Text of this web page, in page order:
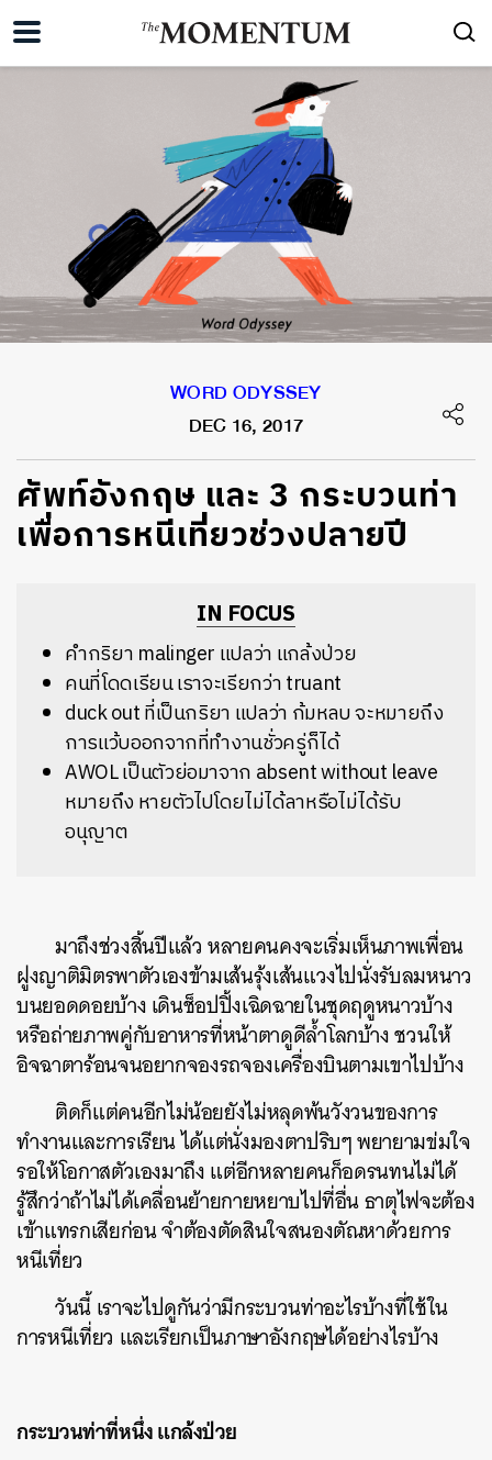
WORD ODYSSEY
DEC 16, 2017
ศัพท์อังกฤษ และ 3 กระบวนท่า
เพื่อการหนีเที่ยวช่วงปลายปี
IN FOCUS
คำกริยา malinger แปลว่า แกล้งป่วย
คนที่โดดเรียน เราจะเรียกว่า truant
duck out ที่เป็นกริยา แปลว่า ก้มหลบ จะหมายถึง
การแว้บออกจากที่ทำงานชั่วครู่ก็ได้
AWOL เป็นตัวย่อมาจาก absent without leave
หมายถึง หายตัวไปโดยไม่ได้ลาหรือไม่ได้รับ
อนุญาต
มาถึงช่วงสิ้นปีแล้ว หลายคนคงจะเริ่มเห็นภาพเพื่อน
ฝูงญาติมิตรพาตัวเองข้ามเส้นรุ้งเส้นแวงไปนั่งรับลมหนาว
บนยอดดอยบ้าง เดินช็อปปิ้งเฉิดฉายในชุดฤดูหนาวบ้าง
หรือถ่ายภาพคู่กับอาหารที่หน้าตาดูดีล้ำโลกบ้าง ชวนให้
อิจฉาตาร้อนจนอยากจองรถจองเครื่องบินตามเขาไปบ้าง
ติดก็แต่คนอีกไม่น้อยยังไม่หลุดพ้นวังวนของการ
ทำงานและการเรียน ได้แต่นั่งมองตาปริบๆ พยายามข่มใจ
รอให้โอกาสตัวเองมาถึง แต่อีกหลายคนก็อดรนทนไม่ได้
รู้สึกว่าถ้าไม่ได้เคลื่อนย้ายกายหยาบไปที่อื่น ธาตุไฟจะต้อง
เข้าแทรกเสียก่อน จำต้องตัดสินใจสนองตัณหาด้วยการ
หนีเที่ยว
วันนี้ เราจะไปดูกันว่ามีกระบวนท่าอะไรบ้างที่ใช้ใน
การหนีเที่ยว และเรียกเป็นภาษาอังกฤษได้อย่างไรบ้าง
กระบวนท่าที่หนึ่ง แกล้งป่วย